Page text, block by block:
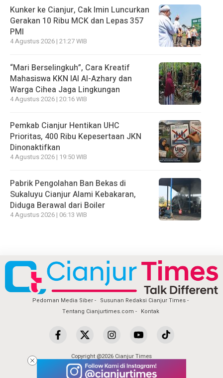
Kunker ke Cianjur, Cak Imin Luncurkan
Gerakan 10 Ribu MCK dan Lepas 357
PMI
4 Agustus 2026 | 21:27 WIB
“Mari Berselingkuh”, Cara Kreatif
Mahasiswa KKN IAI Al-Azhary dan
Warga Cihea Jaga Lingkungan
4 Agustus 2026 | 20:16 WIB
Pemkab Cianjur Hentikan UHC
Prioritas, 400 Ribu Kepesertaan JKN
Dinonaktifkan
4 Agustus 2026 | 19:50 WIB
Pabrik Pengolahan Ban Bekas di
Sukaluyu Cianjur Alami Kebakaran,
Diduga Berawal dari Boiler
4 Agustus 2026 | 06:13 WIB
Pedoman Media Siber
Susunan Redaksi Cianjur Times
Tentang Cianjurtimes.com
Kontak
Copyright @2026 Cianjur Times
All Rights Reserved